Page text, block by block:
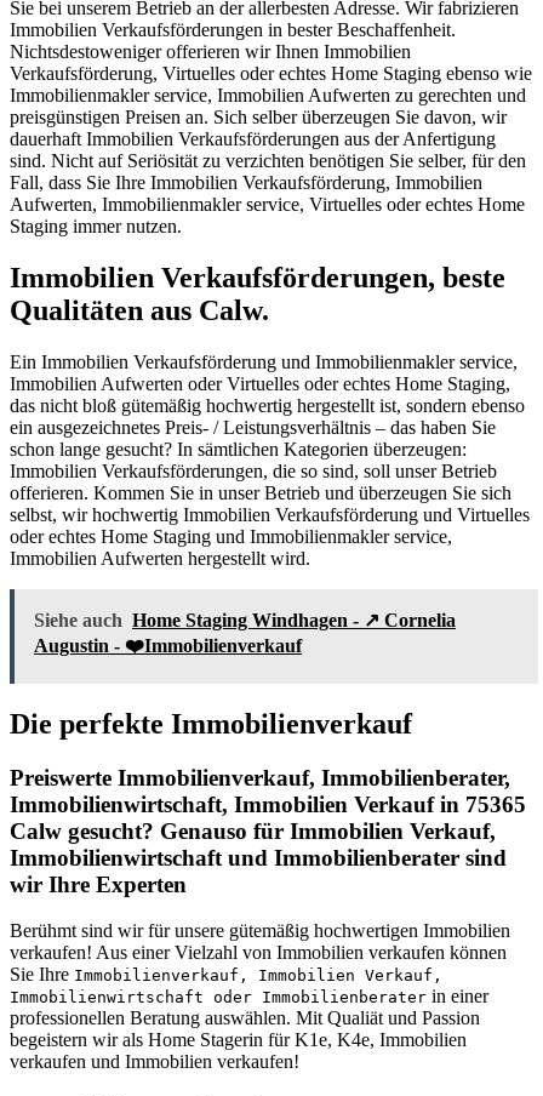
Sie bei unserem Betrieb an der allerbesten Adresse. Wir fabrizieren
Immobilien Verkaufsförderungen in bester Beschaffenheit.
Nichtsdestoweniger offerieren wir Ihnen Immobilien
Verkaufsförderung, Virtuelles oder echtes Home Staging ebenso wie
Immobilienmakler service, Immobilien Aufwerten zu gerechten und
preisgünstigen Preisen an. Sich selber überzeugen Sie davon, wir
dauerhaft Immobilien Verkaufsförderungen aus der Anfertigung
sind. Nicht auf Seriösität zu verzichten benötigen Sie selber, für den
Fall, dass Sie Ihre Immobilien Verkaufsförderung, Immobilien
Aufwerten, Immobilienmakler service, Virtuelles oder echtes Home
Staging immer nutzen.
Immobilien Verkaufsförderungen, beste
Qualitäten aus Calw.
Ein Immobilien Verkaufsförderung und Immobilienmakler service,
Immobilien Aufwerten oder Virtuelles oder echtes Home Staging,
das nicht bloß gütemäßig hochwertig hergestellt ist, sondern ebenso
ein ausgezeichnetes Preis- / Leistungsverhältnis – das haben Sie
schon lange gesucht? In sämtlichen Kategorien überzeugen:
Immobilien Verkaufsförderungen, die so sind, soll unser Betrieb
offerieren. Kommen Sie in unser Betrieb und überzeugen Sie sich
selbst, wir hochwertig Immobilien Verkaufsförderung und Virtuelles
oder echtes Home Staging und Immobilienmakler service,
Immobilien Aufwerten hergestellt wird.
Siehe auch Home Staging Windhagen - ↗️ Cornelia
Augustin - ❤️Immobilienverkauf
Die perfekte Immobilienverkauf
Preiswerte Immobilienverkauf, Immobilienberater,
Immobilienwirtschaft, Immobilien Verkauf in 75365
Calw gesucht? Genauso für Immobilien Verkauf,
Immobilienwirtschaft und Immobilienberater sind
wir Ihre Experten
Berühmt sind wir für unsere gütemäßig hochwertigen Immobilien
verkaufen! Aus einer Vielzahl von Immobilien verkaufen können
Sie Ihre Immobilienverkauf, Immobilien Verkauf,
Immobilienwirtschaft oder Immobilienberater in einer
professionellen Beratung auswählen. Mit Qualiät und Passion
begeistern wir als Home Stagerin für K1e, K4e, Immobilien
verkaufen und Immobilien verkaufen!